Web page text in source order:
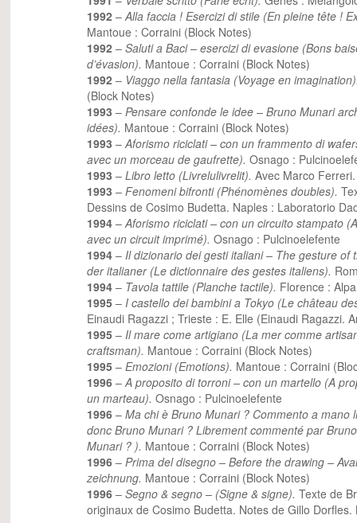
1992 –Alla faccia ! Esercizi di stile (En pleine tête !
Mantoue : Corraini (Block Notes)
1992 – Saluti a Baci – esercizi di evasione (Bons
d’évasion). Mantoue : Corraini (Block Notes)
1992 – Viaggo nella fantasia (Voyage en
(Block Notes)
1993 – Pensare confonde le idee – Bruno Munari
idées). Mantoue : Corraini (Block Notes)
1993 –Aforismo riciclati – con un frammento di
avec un morceau de gaufrette). Osnago :
1993 – Libro letto (Livrelulivrelit). Avec Marco
1993 – Fenomeni bifronti (Phénomènes doubles).
Dessins de Cosimo Budetta. Naples : Laboratorio
1994 –Aforismo riciclati – con un circuito stampato
avec un circuit imprimé). Osnago : Pulcinoelefente
1994 – Il dizionario dei gesti italiani – The gesture of
der italianer (Le dictionnaire des gestes italiens).
1994 – Tavola tattile (Planche tactile). Florence :
1995 – I castello dei bambini a Tokyo (Le château
Einaudi Ragazzi ; Trieste : E. Elle (Einaudi Ragazzi.
1995 – Il mare come artigiano (La mer comme
craftsman). Mantoue : Corraini (Block Notes)
1995 – Emozioni (Emotions). Mantoue : Corraini
1996 –A proposito di torroni – con un martello (A
un marteau). Osnago : Pulcinoelefente
1996 – Ma chi è Bruno Munari ? Commento a mano
donc Bruno Munari ? Librement commenté par
Munari ? ). Mantoue : Corraini (Block Notes)
1996 – Prima del disegno – Before the drawing –
zeichnung. Mantoue : Corraini (Block Notes)
1996 – Segno & segno – (Signe & signe). Texte de
originaux de Cosimo Budetta. Notes de Gillo Dorfles.